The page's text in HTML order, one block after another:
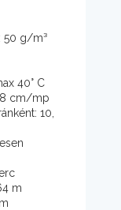
50 g/m³
40° C
8 cm/mp
10,
m